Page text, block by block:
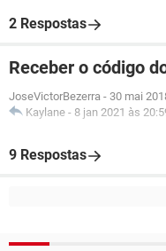
2 Respostas
Receber o código
JoseVictorBezerra - 30 mai
Kaylane - 8 jan 2021 às
9 Respostas